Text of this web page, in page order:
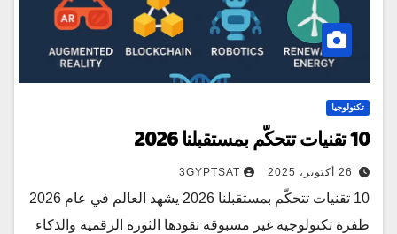
تكنولوجيا
10 تقنيات تتحكّم بمستقبلنا 2026
26 أكتوبر، 2025 3GYPTSAT
10 تقنيات تتحكّم بمستقبلنا 2026 يشهد العالم في عام 2026
طفرة تكنولوجية غير مسبوقة تقودها الثورة الرقمية والذكاء